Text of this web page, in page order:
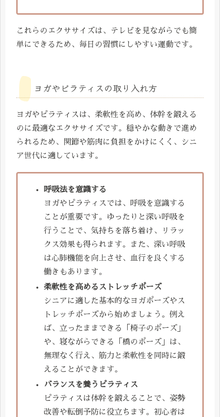
これらのエクササイズは、テレビを見ながらでも簡
単にできるため、毎日の習慣にしやすい運動です。
ヨガやピラティスの取り入れ方
ヨガやピラティスは、柔軟性を高め、体幹を鍛える
のに最適なエクササイズです。穏やかな動きで進め
られるため、関節や筋肉に負担をかけにくく、シニ
ア世代に適しています。
呼吸法を意識する
ヨガやピラティスでは、呼吸を意識する
ことが重要です。ゆったりと深い呼吸を
行うことで、気持ちを落ち着け、リラッ
クス効果も得られます。また、深い呼吸
は心肺機能を向上させ、血行を良くする
働きもあります。
柔軟性を高めるストレッチポーズ
シニアに適した基本的なヨガポーズやス
トレッチポーズから始めましょう。例え
ば、立ったままできる「椅子のポーズ」
や、寝ながらできる「橋のポーズ」は、
無理なく行え、筋力と柔軟性を同時に鍛
えることができます。
バランスを養うピラティス
ピラティスは体幹を鍛えることで、姿勢
改善や転倒予防に役立ちます。初心者は